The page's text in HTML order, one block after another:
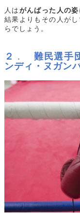
人は がんばった人の
結果よりもその人がし
らでしょう。
２ ．難民選手
ンディ・ヌガン